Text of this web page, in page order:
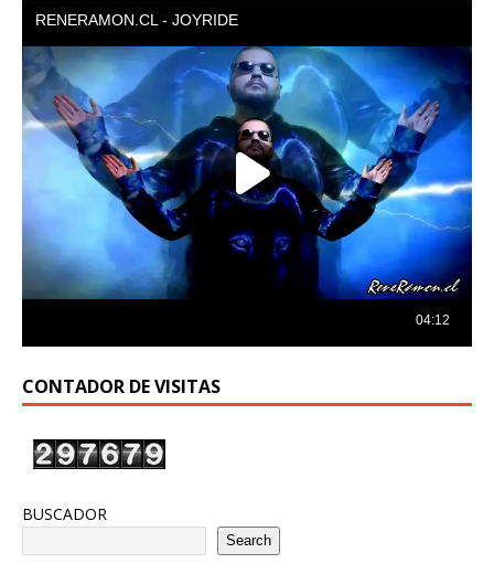
CONTADOR DE VISITAS
BUSCADOR
Search